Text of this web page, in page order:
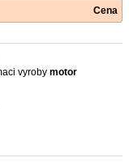
Cena
vyroby motor